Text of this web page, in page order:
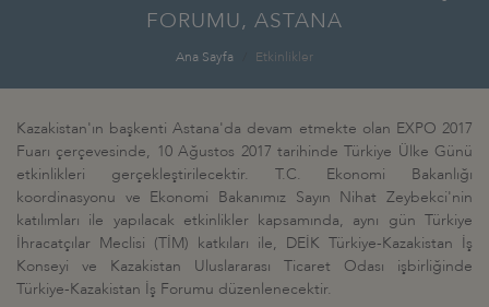
FORUMU, ASTANA
Ana Sayfa Etkinlikler
Kazakistan'ın başkenti Astana'da devam etmekte olan EXPO 2017
Fuarı çerçevesinde, 10 Ağustos 2017 tarihinde Türkiye Ülke Günü
etkinlikleri gerçekleştirilecektir. T.C. Ekonomi Bakanlığı
koordinasyonu ve Ekonomi Bakanımız Sayın Nihat Zeybekci'nin
katılımları ile yapılacak etkinlikler kapsamında, aynı gün Türkiye
İhracatçılar Meclisi (TİM) katkıları ile, DEİK Türkiye-Kazakistan İş
Konseyi ve Kazakistan Uluslararası Ticaret Odası işbirliğinde
Türkiye-Kazakistan İş Forumu düzenlenecektir.